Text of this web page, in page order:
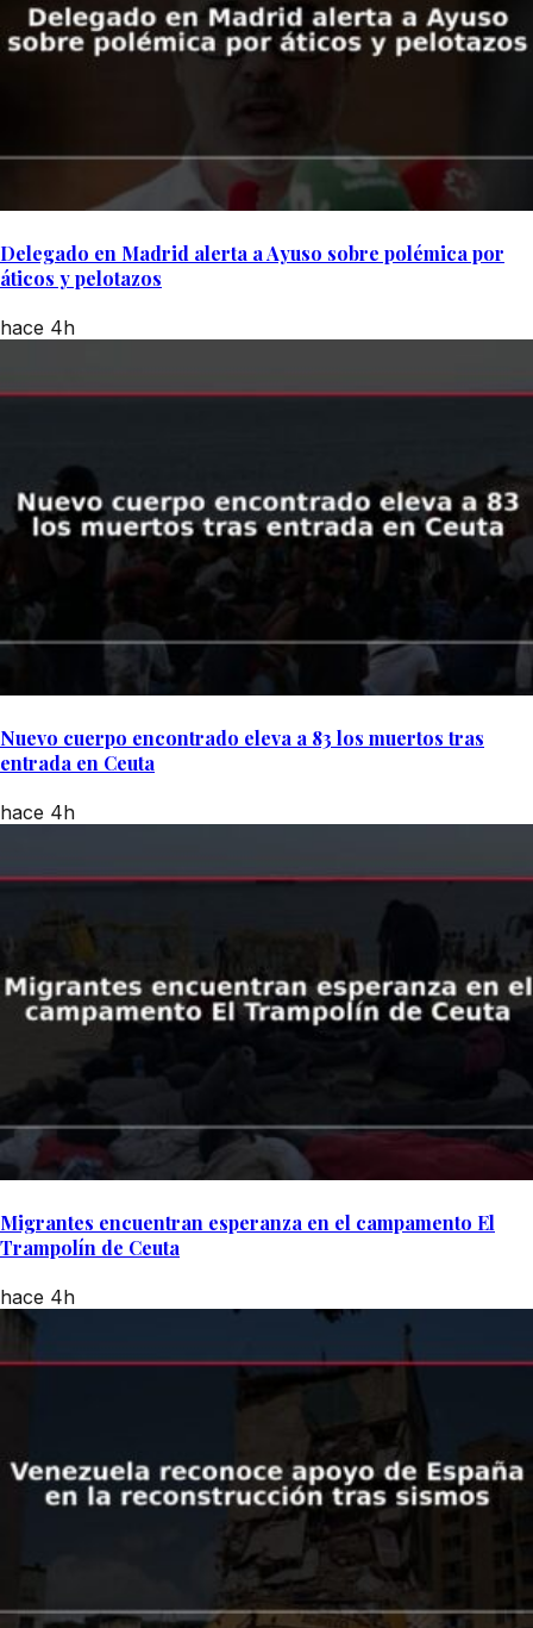
Delegado en Madrid alerta a Ayuso sobre polémica por
áticos y pelotazos
hace 4h
Nuevo cuerpo encontrado eleva a 83 los muertos tras
entrada en Ceuta
hace 4h
Migrantes encuentran esperanza en el campamento El
Trampolín de Ceuta
hace 4h